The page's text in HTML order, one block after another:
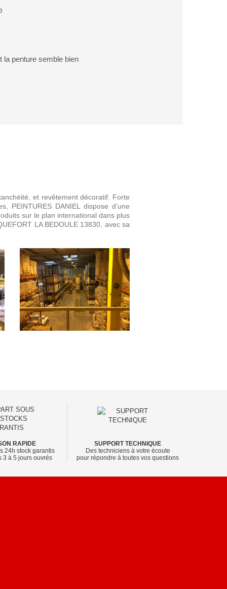
la penture semble bien
et revêtement décoratif. Forte
PEINTURES DANIEL dispose d’une
sur le plan international dans plus
LA BEDOULE 13830, avec sa
RAPIDE
24h stock garantis
3 à 5 jours ouvrés
SUPPORT TECHNIQUE
Des techniciens à votre écoute
pour répondre à toutes vos questions